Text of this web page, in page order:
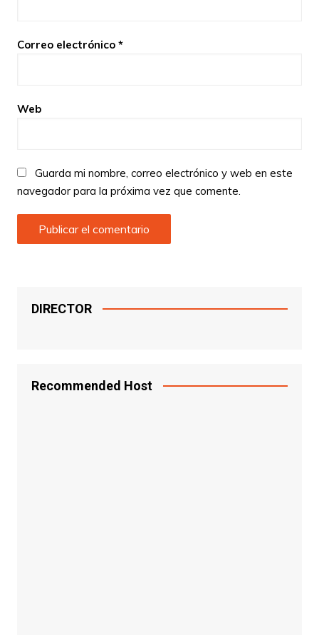
Correo electrónico *
Web
Guarda mi nombre, correo electrónico y web en este
navegador para la próxima vez que comente.
DIRECTOR
Recommended Host